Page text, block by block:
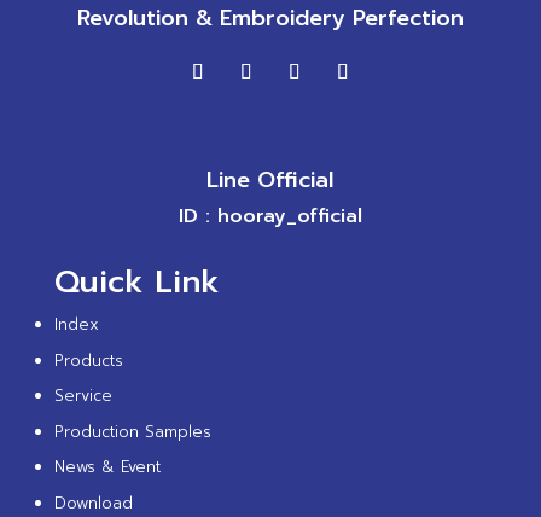
Revolution & Embroidery Perfection
Line Official
ID : hooray_official
Quick Link
Index
Products
Service
Production Samples
News & Event
Download